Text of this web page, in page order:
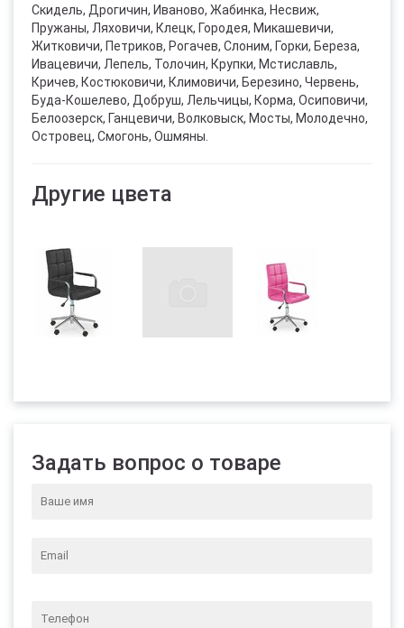
Скидель, Дрогичин, Иваново, Жабинка, Несвиж,
Пружаны, Ляховичи, Клецк, Городея, Микашевичи,
Житковичи, Петриков, Рогачев, Слоним, Горки, Береза,
Ивацевичи, Лепель, Толочин, Крупки, Мстиславль,
Кричев, Костюковичи, Климовичи, Березино, Червень,
Буда-Кошелево, Добруш, Лельчицы, Корма, Осиповичи,
Белоозерск, Ганцевичи, Волковыск, Мосты, Молодечно,
Островец, Смогонь, Ошмяны.
Другие цвета
Задать вопрос о товаре